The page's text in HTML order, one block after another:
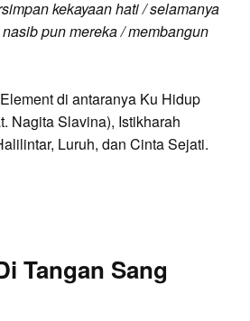
kekayaan hati / selamanya
pun mereka / membangun
di antaranya Ku Hidup
Nagita Slavina), Istikharah
Luruh, dan Cinta Sejati.
Tangan Sang